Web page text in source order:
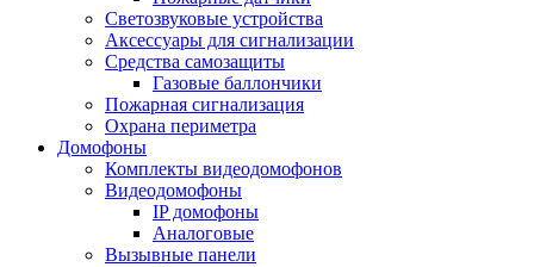
Светозвуковые устройства
Аксессуары для сигнализации
Средства самозащиты
Газовые баллончики
Пожарная сигнализация
Охрана периметра
Домофоны
Комплекты видеодомофонов
Видеодомофоны
IP домофоны
Аналоговые
Вызывные панели